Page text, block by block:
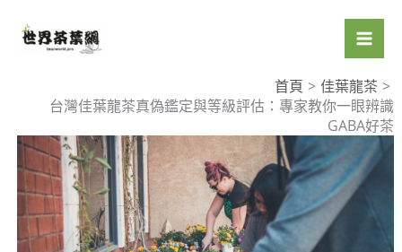
首頁
佳葉龍茶
台灣佳葉龍茶真偽鑑定與等級評估：專家教你一眼辨識
GABA好茶